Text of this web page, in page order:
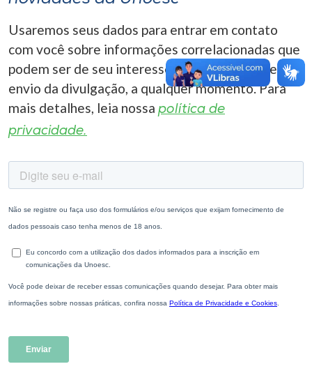
Usaremos seus dados para entrar em contato
com você sobre informações correlacionadas que
podem ser de seu interesse. Você pode cancelar o
envio da divulgação, a qualquer momento. Para
mais detalhes, leia nossa política de
privacidade.